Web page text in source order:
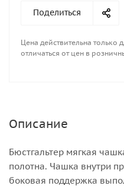
Поделиться
Цена действительна только
отличаться от цен в
Описание
Бюстгальтер мягкая
полотна. Чашка внутри
боковая поддержка